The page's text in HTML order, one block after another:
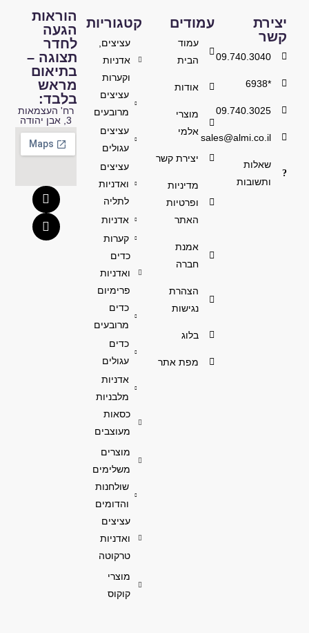
הוראות
הגעה
לחדר
תצוגה –
בתיאום
מראש
בלבד:
רח' העצמאות
3, אבן יהודה
קטגוריות
עציצים,
אדניות
וקערות
עציצים
מרובעים
עציצים
עגולים
עציצים
ואדניות
לתליה
אדניות
קערות
כדים
ואדניות
פרימיום
כדים
מרובעים
כדים
עגולים
אדניות
מלבניות
כסאות
מעוצבים
מוצרים
משלימים
שולחנות
והדומים
עציצים
ואדניות
טרקוטה
מוצרי
קוקוס
עמודים
עמוד
הבית
אודות
מוצרי
אלמי
יצירת קשר
מדיניות
ופרטיות
האתר
אמנת
חברה
הצהרת
נגישות
בלוג
מפת אתר
יצירת
קשר
09.740.3040
*6938
09.740.3025
sales@almi.co.il
שאלות
ותשובות